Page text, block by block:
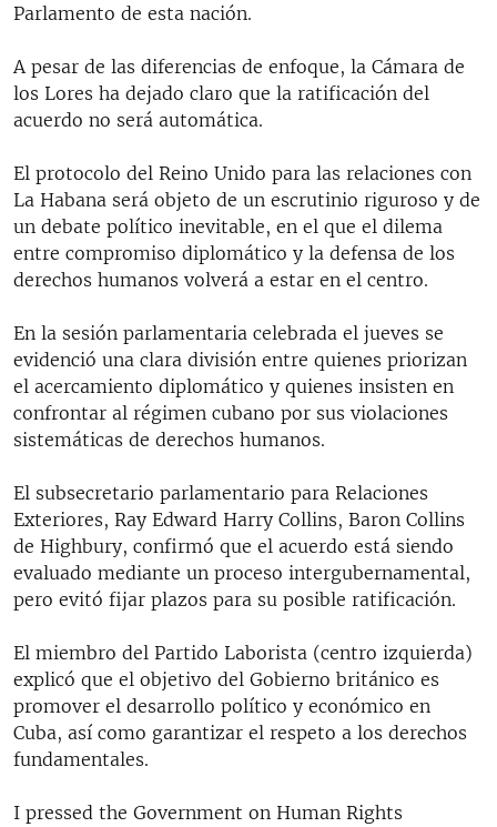
Parlamento de esta nación.
A pesar de las diferencias de enfoque, la Cámara de
los Lores ha dejado claro que la ratificación del
acuerdo no será automática.
El protocolo del Reino Unido para las relaciones con
La Habana será objeto de un escrutinio riguroso y de
un debate político inevitable, en el que el dilema
entre compromiso diplomático y la defensa de los
derechos humanos volverá a estar en el centro.
En la sesión parlamentaria celebrada el jueves se
evidenció una clara división entre quienes priorizan
el acercamiento diplomático y quienes insisten en
confrontar al régimen cubano por sus violaciones
sistemáticas de derechos humanos.
El subsecretario parlamentario para Relaciones
Exteriores, Ray Edward Harry Collins, Baron Collins
de Highbury, confirmó que el acuerdo está siendo
evaluado mediante un proceso intergubernamental,
pero evitó fijar plazos para su posible ratificación.
El miembro del Partido Laborista (centro izquierda)
explicó que el objetivo del Gobierno británico es
promover el desarrollo político y económico en
Cuba, así como garantizar el respeto a los derechos
fundamentales.
I pressed the Government on Human Rights